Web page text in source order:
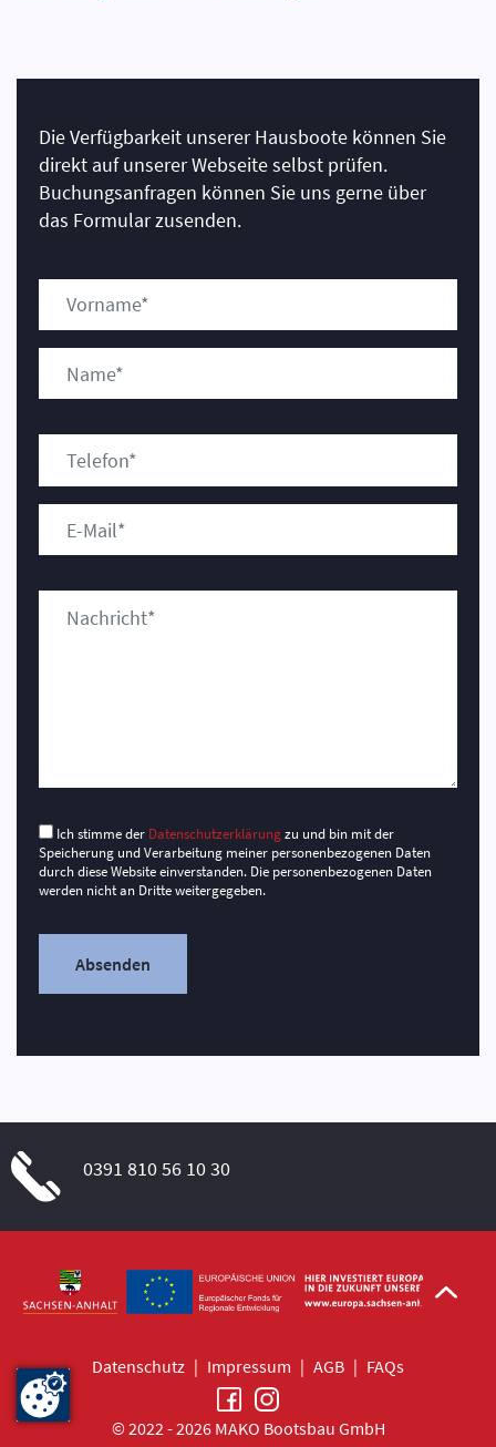
Die Verfügbarkeit unserer Hausboote können Sie
direkt auf unserer Webseite selbst prüfen.
Buchungsanfragen können Sie uns gerne über
das Formular zusenden.
Ich stimme der Datenschutzerklärungzu und bin mit der
Speicherung und Verarbeitung meiner personenbezogenen Daten
durch diese Website einverstanden. Die personenbezogenen Daten
werden nicht an Dritte weitergegeben.
Absenden
0391 810 56 10 30
© 2022 - 2026 MAKO Bootsbau GmbH
Datenschutz | Impressum | AGB | FAQs